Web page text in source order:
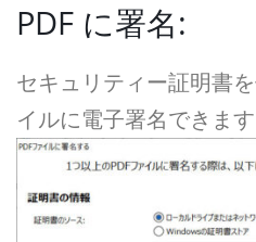
PDF に署名:
セキュリティー証明書
イルに電子署名できます